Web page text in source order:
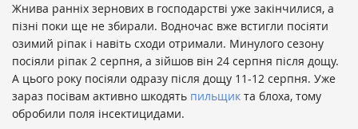
Жнива ранніх зернових в господарстві уже закінчилися, а
пізні поки ще не збирали. Водночас вже встигли посіяти
озимий ріпак і навіть сходи отримали. Минулого сезону
посіяли ріпак 2 серпня, а зійшов він 24 серпня після дощу.
А цього року посіяли одразу після дощу 11-12 серпня. Уже
зараз посівам активно шкодять пильщик та блоха, тому
обробили поля інсектицидами.